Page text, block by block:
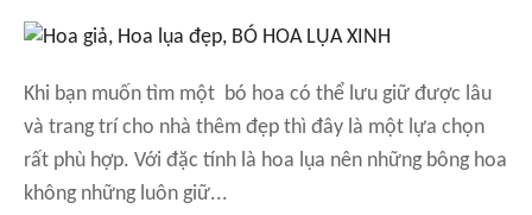
Khi bạn muốn tìm một bó hoa có thể lưu giữ được lâu
và trang trí cho nhà thêm đẹp thì đây là một lựa chọn
rất phù hợp. Với đặc tính là hoa lụa nên những bông hoa
không những luôn giữ...